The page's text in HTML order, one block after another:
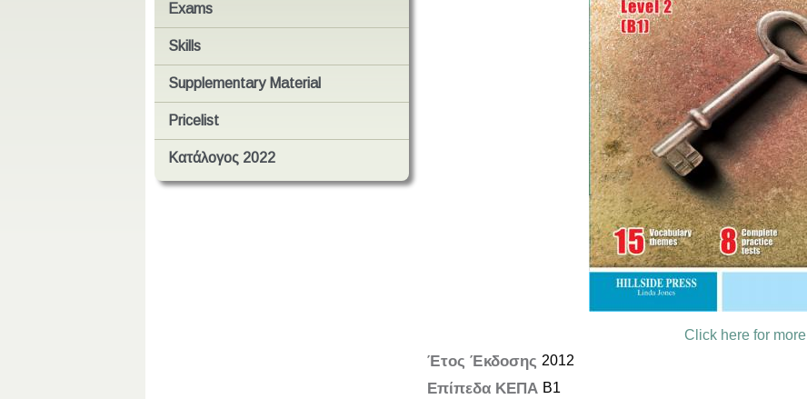
Exams
Skills
Supplementary Material
Pricelist
Κατάλογος 2022
Click here for more
Έτος Έκδοσης 2012
Επίπεδα ΚΕΠΑ B1